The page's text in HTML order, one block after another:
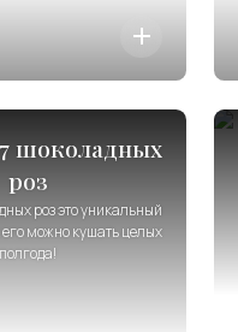
шоколадных
роз
роз это уникальный
его можно кушать целых
полгода!